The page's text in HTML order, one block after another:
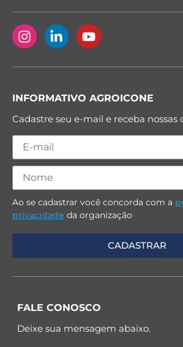
INFORMATIVO AGROICONE
Cadastre seu e-mail e receba nossas
Ao se cadastrar você concorda com a
privacidade da organização
FALE CONOSCO
Deixe sua mensagem abaixo.